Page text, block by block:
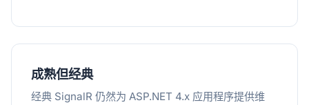
成熟但经典
经典 SignalR 仍然为 ASP.NET 4.x 应用程序提供维